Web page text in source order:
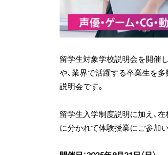
留学生対象学校説明会を開催
や、業界で活躍する卒業生を
説明会です。
留学生入学制度説明に加え、
に分かれて体験授業にご参加